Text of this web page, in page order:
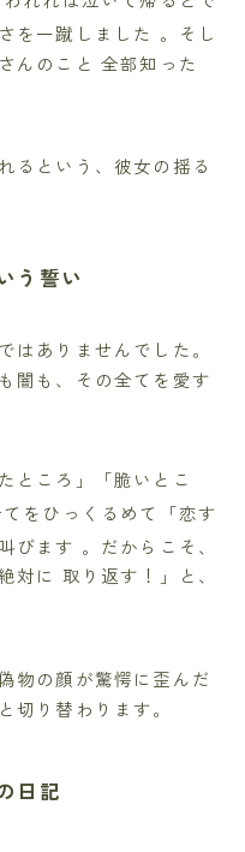
を一蹴しました 。そし
んのこと 全部知った
るという、彼女の揺る
う誓い
はありませんでした。
闇も、その全てを愛す
ところ」「脆いとこ
をひっくるめて「恋す
びます 。だからこそ、
対に 取り返す！」と、
物の顔が驚愕に歪んだ
切り替わります。
日記